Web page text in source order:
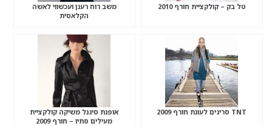
טל בק – קולקציית חורף 2010
משב רוח רענן ועכשווי לאשה
הקלאסית
TNT סריגים לעונת חורף 2009
אופנת סיגנל משיקה קולקציית
מעילים סתיו – חורף 2009